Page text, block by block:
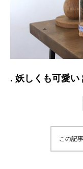
. 妖しくも可愛い
この記